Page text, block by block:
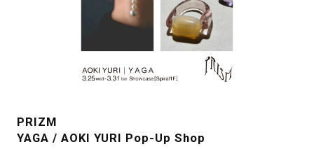
PRIZM
YAGA / AOKI YURI Pop-Up Shop